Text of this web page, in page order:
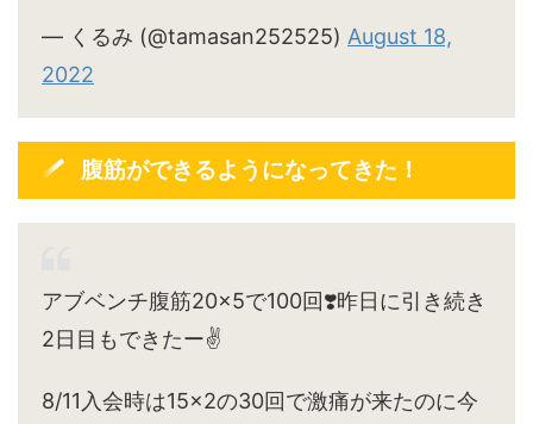
— くるみ (@tamasan252525) August 18,
2022
腹筋ができるようになってきた！
アブベンチ腹筋20×5で100回❣️昨日に引き続き
2日目もできたー✌️
8/11入会時は15×2の30回で激痛が来たのに今